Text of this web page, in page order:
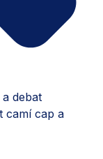
a debat
camí cap a